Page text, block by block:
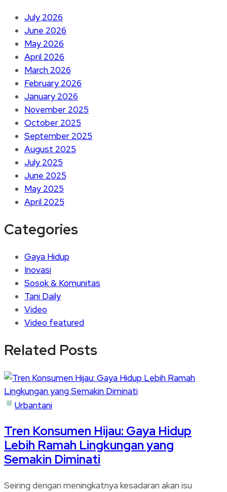
July 2026
June 2026
May 2026
April 2026
March 2026
February 2026
January 2026
November 2025
October 2025
September 2025
August 2025
July 2025
June 2025
May 2025
April 2025
Categories
Gaya Hidup
Inovasi
Sosok & Komunitas
Tani Daily
Video
Video featured
Related Posts
Urbantani
Tren Konsumen Hijau: Gaya Hidup
Lebih Ramah Lingkungan yang
Semakin Diminati
Seiring dengan meningkatnya kesadaran akan isu